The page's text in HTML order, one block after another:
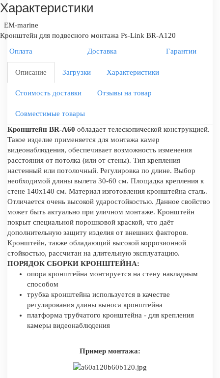
Характеристики
EM-marine
Кронштейн для подвесного монтажа Ps-Link BR-A120
Оплата
Доставка Гарантии
Описание Загрузки Характеристики
Стоимость доставки Отзывы на товар
Совместимые товары
Кронштейн BR-A60 обладает телескопической конструкцией.
Такое изделие применяется для монтажа камер
видеонаблюдения, обеспечивает возможность изменения
расстояния от потолка (или от стены). Тип крепления
настенный или потолочный. Регулировка по длине. Выбор
необходимой длины вылета 30-60 см. Площадка крепления к
стене 140x140 см. Материал изготовления кронштейна сталь.
Отличается очень высокой ударостойкостью. Данное свойство
может быть актуально при уличном монтаже. Кронштейн
покрыт специальной порошковой краской, что даёт
дополнительную защиту изделия от внешних факторов.
Кронштейн, также обладающий высокой коррозионной
стойкостью, рассчитан на длительную эксплуатацию.
ПОРЯДОК СБОРКИ КРОНШТЕЙНА:
опора кронштейна монтируется на стену накладным
способом
трубка кронштейна используется в качестве
регулирования длины выноса кронштейна
платформа трубчатого кронштейна - для крепления
камеры видеонаблюдения
Пример монтажа: